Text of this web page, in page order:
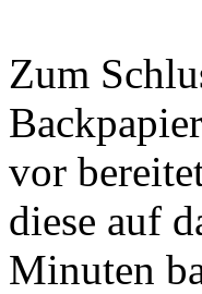
Zum
vor
diese auf
Minuten